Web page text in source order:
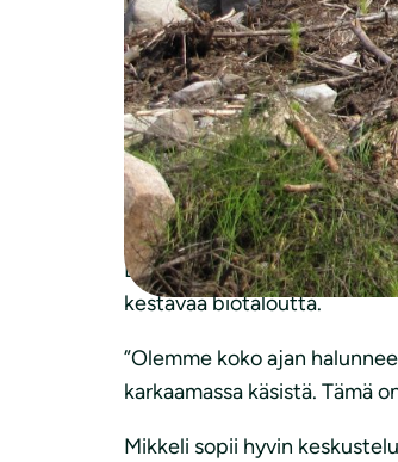
Biotaloudella tarkoitetaan
tuotteet, ruuantuotanto,
”Biotalouden käsitettä
voi olla ilmastonmuutoksen
tällaisia vaikutuksia ei ole.
Harri Hölttä.
Luonnonsuojeluliitto on
kestävää biotaloutta.
”Olemme koko ajan
karkaamassa käsistä. Tämä
Mikkeli sopii hyvin